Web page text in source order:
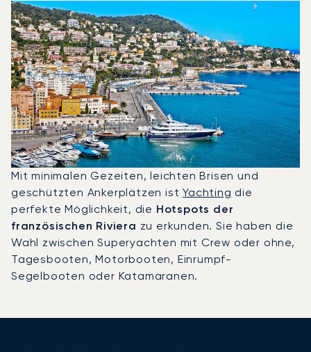
Mit minimalen Gezeiten, leichten Brisen und
geschützten Ankerplätzen istYachting die
perfekte Möglichkeit, die Hotspots der
französischen Riviera zu erkunden. Sie haben die
Wahl zwischen Superyachten mit Crew oder ohne,
Tagesbooten, Motorbooten, Einrumpf-
Segelbooten oder Katamaranen.